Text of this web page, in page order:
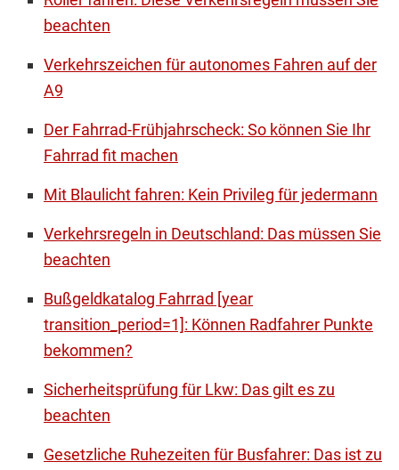
beachten
Verkehrszeichen für autonomes Fahren auf der
A9
Der Fahrrad-Frühjahrscheck: So können Sie Ihr
Fahrrad fit machen
Mit Blaulicht fahren: Kein Privileg für jedermann
Verkehrsregeln in Deutschland: Das müssen Sie
beachten
Bußgeldkatalog Fahrrad [year
transition_period=1]: Können Radfahrer Punkte
bekommen?
Sicherheitsprüfung für Lkw: Das gilt es zu
beachten
Gesetzliche Ruhezeiten für Busfahrer: Das ist zu